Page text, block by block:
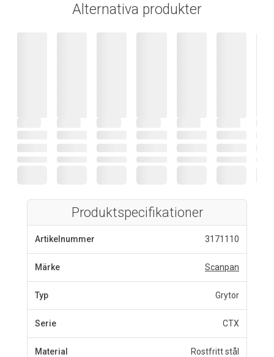
Alternativa produkter
Produktspecifikationer
Artikelnummer 3171110
Märke Scanpan
Typ Grytor
Serie CTX
Material Rostfritt stål